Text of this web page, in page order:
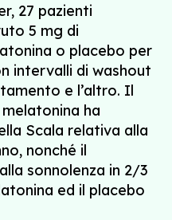
27 pazienti
5 mg di
o placebo per
intervalli di washout
e l’altro. Il
ha
Scala relativa alla
nonché il
sonnolenza in 2/3
ed il placebo